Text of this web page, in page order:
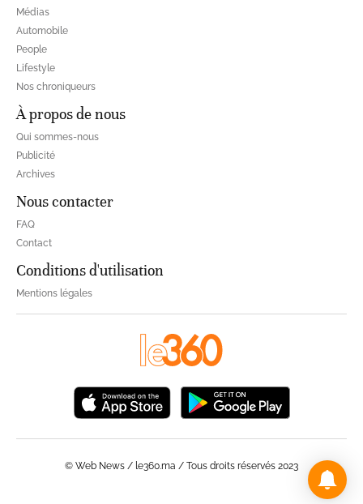
Médias
Automobile
People
Lifestyle
Nos chroniqueurs
À propos de nous
Qui sommes-nous
Publicité
Archives
Nous contacter
FAQ
Contact
Conditions d'utilisation
Mentions légales
© Web News / le360.ma / Tous droits réservés 2023